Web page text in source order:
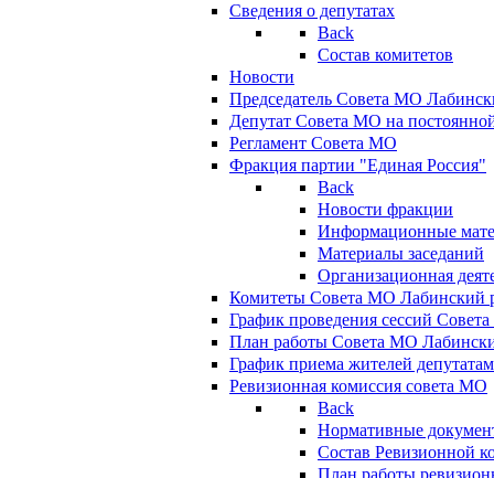
Сведения о депутатах
Back
Состав комитетов
Новости
Председатель Совета МО
Депутат Совета МО на
Регламент Совета МО
Фракция партии "Единая Россия"
Back
Новости фракции
Информационные
Материалы заседаний
Организационная
Комитеты Совета МО Лабинский
График проведения сессий
План работы Совета МО
График приема жителей
Ревизионная комиссия совета МО
Back
Нормативные
Состав Ревизионной
План работы